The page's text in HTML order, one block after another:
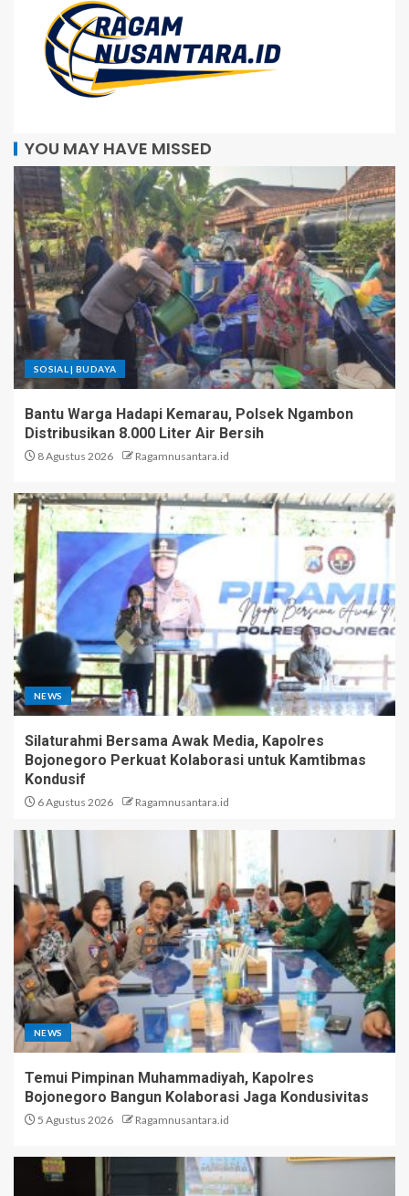
YOU MAY HAVE MISSED
SOSIAL | BUDAYA
Bantu Warga Hadapi Kemarau, Polsek Ngambon
Distribusikan 8.000 Liter Air Bersih
8 Agustus 2026 Ragamnusantara.id
NEWS
Silaturahmi Bersama Awak Media, Kapolres
Bojonegoro Perkuat Kolaborasi untuk Kamtibmas
Kondusif
6 Agustus 2026 Ragamnusantara.id
NEWS
Temui Pimpinan Muhammadiyah, Kapolres
Bojonegoro Bangun Kolaborasi Jaga Kondusivitas
5 Agustus 2026 Ragamnusantara.id